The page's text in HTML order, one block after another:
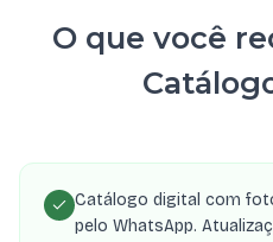
O que você
Catálogo digital com
pelo WhatsApp.